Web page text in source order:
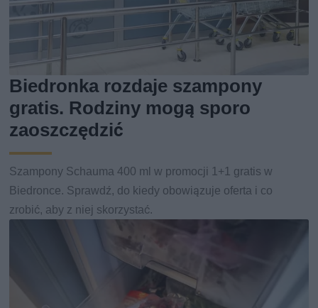
Biedronka rozdaje szampony
gratis. Rodziny mogą sporo
zaoszczędzić
Szampony Schauma 400 ml w promocji 1+1 gratis w
Biedronce. Sprawdź, do kiedy obowiązuje oferta i co
zrobić, aby z niej skorzystać.